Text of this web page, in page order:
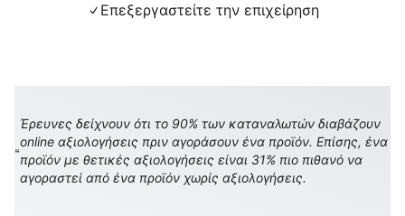
Επεξεργαστείτε την επιχείρηση
Έρευνες δείχνουν ότι το 90% των καταναλωτών διαβάζουν
online αξιολογήσεις πριν αγοράσουν ένα προϊόν. Επίσης, ένα
προϊόν με θετικές αξιολογήσεις είναι 31% πιο πιθανό να
αγοραστεί από ένα προϊόν χωρίς αξιολογήσεις.